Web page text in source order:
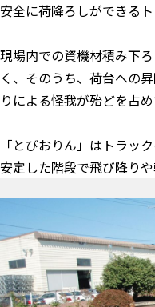
安全に荷降ろしができる
現場内での資機材積み下
く、そのうち、荷台への
りによる怪我が殆どを占め
「とびおりん」はトラッ
安定した階段で飛び降りや